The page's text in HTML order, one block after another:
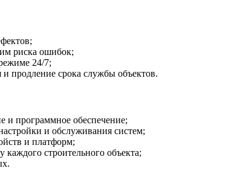
риска ошибок;
24/7;
продление срока службы объектов.
и программное обеспечение;
и обслуживания систем;
и платформ;
строительного объекта;